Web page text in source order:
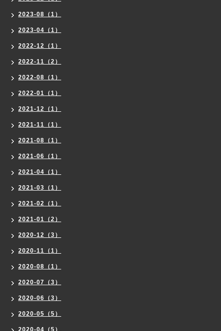
2023-08（1）
2023-04（1）
2022-12（1）
2022-11（2）
2022-08（1）
2022-01（1）
2021-12（1）
2021-11（1）
2021-08（1）
2021-06（1）
2021-04（1）
2021-03（1）
2021-02（1）
2021-01（2）
2020-12（3）
2020-11（1）
2020-08（1）
2020-07（3）
2020-06（3）
2020-05（5）
2020-04（5）